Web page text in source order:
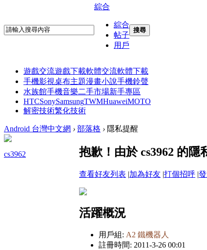
綜合
綜合
帖子
用戶
搜尋
遊戲交流遊戲下載軟體交流軟體下載
手機影視桌布主題漫畫小說手機鈴聲
水族館手機音樂二手市場新手專區
HTCSonySamsungTWMHuaweiMOTO
解密技術繁化技術
Android 台灣中文網 › 部落格 › 隱私提醒
cs3962 抱歉！由於 cs3962 的
查看好友列表 |加為好友 |打個招呼 |
活躍概況
用戶組: A2 鐵機器人
註冊時間: 2011-3-26 00:01